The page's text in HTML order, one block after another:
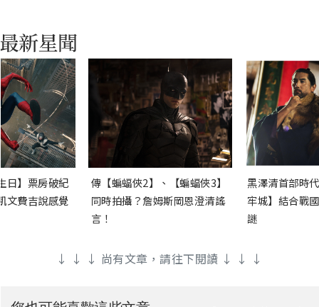
日】票房破紀
文費吉說感覺
傳【蝙蝠俠2】、【蝙蝠俠3】
同時拍攝？詹姆斯岡恩澄清謠
言！
黑澤清首部時
牢城】結合戰
謎
↓ ↓ ↓ 尚有文章，請往下閱讀 ↓ ↓ ↓